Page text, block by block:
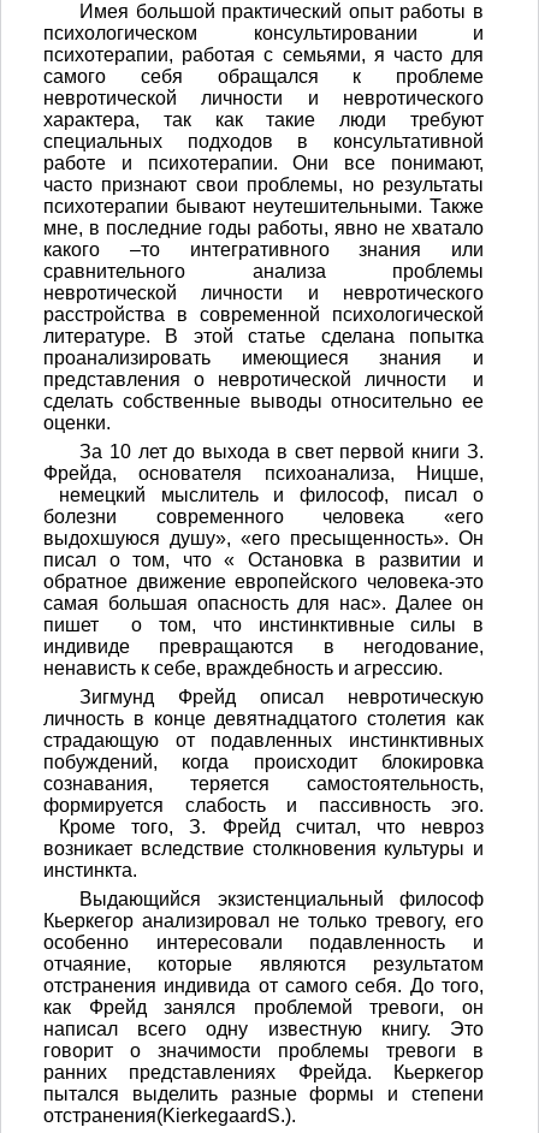
Имея большой практический опыт работы в
психологическом консультировании и
психотерапии, работая с семьями, я часто для
самого себя обращался к проблеме
невротической личности и невротического
характера, так как такие люди требуют
специальных подходов в консультативной
работе и психотерапии. Они все понимают,
часто признают свои проблемы, но результаты
психотерапии бывают неутешительными. Также
мне, в последние годы работы, явно не хватало
какого –то интегративного знания или
сравнительного анализа проблемы
невротической личности и невротического
расстройства в современной психологической
литературе. В этой статье сделана попытка
проанализировать имеющиеся знания и
представления о невротической личности и
сделать собственные выводы относительно ее
оценки.
За 10 лет до выхода в свет первой книги З.
Фрейда, основателя психоанализа, Ницше,
немецкий мыслитель и философ, писал о
болезни современного человека «его
выдохшуюся душу», «его пресыщенность». Он
писал о том, что « Остановка в развитии и
обратное движение европейского человека-это
самая большая опасность для нас». Далее он
пишет о том, что инстинктивные силы в
индивиде превращаются в негодование,
ненависть к себе, враждебность и агрессию.
Зигмунд Фрейд описал невротическую
личность в конце девятнадцатого столетия как
страдающую от подавленных инстинктивных
побуждений, когда происходит блокировка
сознавания, теряется самостоятельность,
формируется слабость и пассивность эго.
Кроме того, З. Фрейд считал, что невроз
возникает вследствие столкновения культуры и
инстинкта.
Выдающийся экзистенциальный философ
Кьеркегор анализировал не только тревогу, его
особенно интересовали подавленность и
отчаяние, которые являются результатом
отстранения индивида от самого себя. До того,
как Фрейд занялся проблемой тревоги, он
написал всего одну известную книгу. Это
говорит о значимости проблемы тревоги в
ранних представлениях Фрейда. Кьеркегор
пытался выделить разные формы и степени
отстранения(KierkegaardS.).